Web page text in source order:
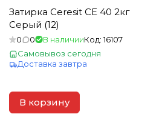
Затирка Ceresit CE 40 2кг
Серый (12)
0 0 В наличииКод:16107
Самовывоз сегодня
Доставка завтра
В корзину